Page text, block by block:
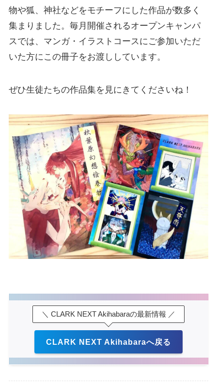
物や狐、神社などをモチーフにした作品が数多く
集まりました。毎月開催されるオープンキャンパ
スでは、マンガ・イラストコースにご参加いただ
いた方にこの冊子をお渡ししています。
ぜひ生徒たちの作品集を見にきてくださいね！
＼ CLARK NEXT Akihabaraの最新情報 ／
CLARK NEXT Akihabaraへ戻る